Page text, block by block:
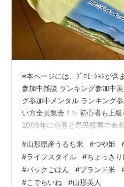
※本ページには、ﾌﾟﾛﾓｰｼｮﾝが含
参加中雑談 ランキング参加中
グ参加中メンタル ランキング
い方全員集合！✨ 初心者も上
2009年に公募と県民投票で命
ただ語感がいいだけでなく、「
男子が話すと性的に別な意味
い、いい名だねえ。 前回シリ
#山形県産うるち米 #つや姫
#ライフスタイル #ちょっき
#パックごはん #ブランド米
#こでらいね #山形美人